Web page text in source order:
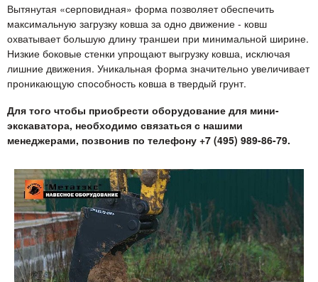
Вытянутая «серповидная» форма позволяет обеспечить
максимальную загрузку ковша за одно движение - ковш
охватывает большую длину траншеи при минимальной ширине.
Низкие боковые стенки упрощают выгрузку ковша, исключая
лишние движения. Уникальная форма значительно увеличивает
проникающую способность ковша в твердый грунт.
Для того чтобы приобрести оборудование для мини-
экскаватора, необходимо связаться с нашими
менеджерами, позвонив по телефону +7 (495) 989-86-79.